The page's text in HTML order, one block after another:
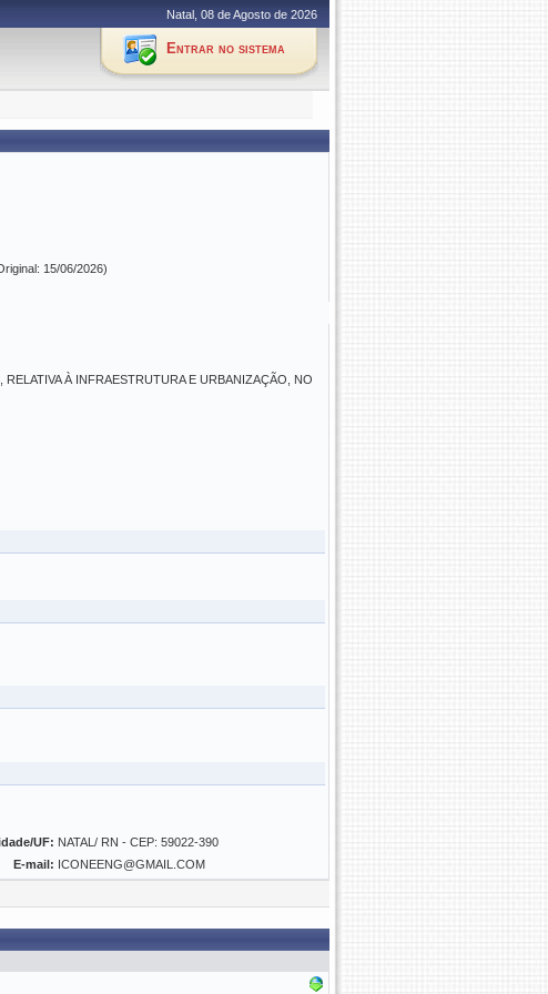
Natal, 08 de Agosto de 2026
Entrar no sistema
15/06/2026)
À INFRAESTRUTURA E URBANIZAÇÃO, NO
UF: NATAL/ RN - CEP: 59022-390
E-mail: ICONEENG@GMAIL.COM